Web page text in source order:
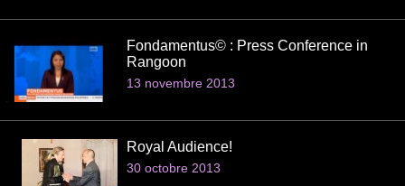
Fondamentus© : Press Conference in
Rangoon
13 novembre 2013
Royal Audience!
30 octobre 2013